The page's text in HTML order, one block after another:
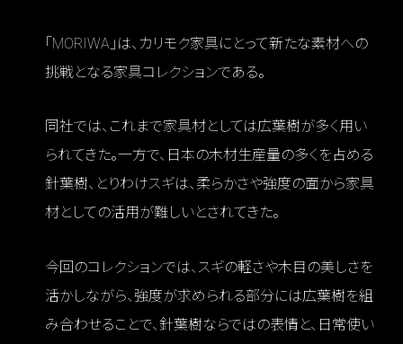
「MORIWA」は、カリモク家具にとって新たな素材への
挑戦となる家具コレクションである。
同社では、これまで家具材としては広葉樹が多く用い
られてきた。一方で、日本の木材生産量の多くを占める
針葉樹、とりわけスギは、柔らかさや強度の面から家具
材としての活用が難しいとされてきた。
今回のコレクションでは、スギの軽さや木目の美しさを
活かしながら、強度が求められる部分には広葉樹を組
み合わせることで、針葉樹ならではの表情と、日常使い